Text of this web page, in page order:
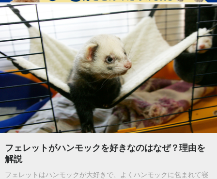
フェレットがハンモックを好きなのはなぜ？理由を
解説
フェレットはハンモックが大好きで、よくハンモックに包まれて寝